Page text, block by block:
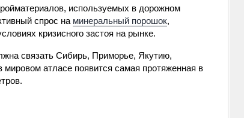
используемых в дорожном
спрос на минеральный порошок,
кризисного застоя на рынке.
связать Сибирь, Приморье, Якутию,
атласе появится самая протяженная в